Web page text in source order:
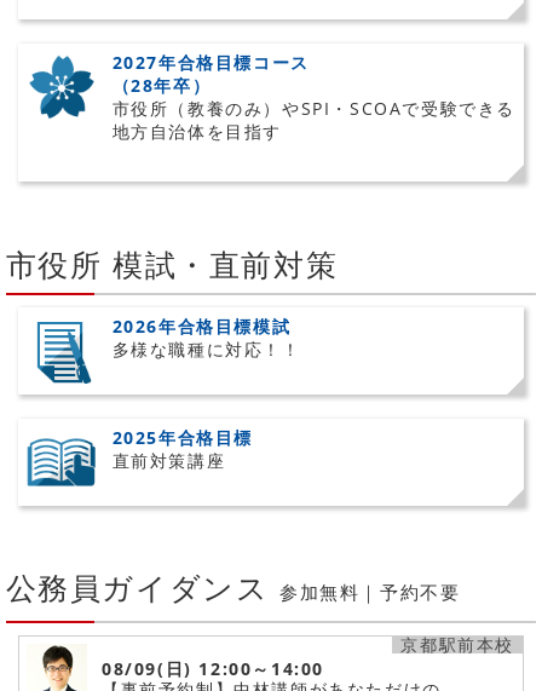
2027年合格目標コース
（28年卒）
市役所（教養のみ）やSPI・SCOAで受験できる
地方自治体を目指す
市役所 模試・直前対策
2026年合格目標模試
多様な職種に対応！！
2025年合格目標
直前対策講座
公務員ガイダンス参加無料｜予約不要
08/09(日) 12:00～14:00
京都駅前本校